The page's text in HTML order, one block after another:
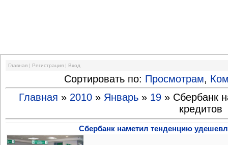
Главная | Регистрация | Вход
Сортировать по: Просмотрам,
Главная » 2010 » Январь » 19 » Сбербанк
кредитов
Сбербанк наметил тенденцию